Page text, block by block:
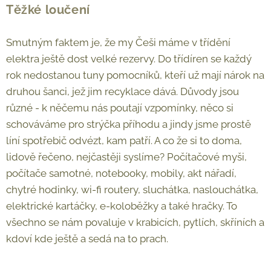
Těžké loučení
Smutným faktem je, že my Češi máme v třídění
elektra ještě dost velké rezervy. Do třídíren se každý
rok nedostanou tuny pomocníků, kteří už mají nárok na
druhou šanci, jež jim recyklace dává. Důvody jsou
různé - k něčemu nás poutají vzpomínky, něco si
schováváme pro strýčka příhodu a jindy jsme prostě
líní spotřebič odvézt, kam patří. A co že si to doma,
lidově řečeno, nejčastěji syslíme? Počítačové myši,
počítače samotné, notebooky, mobily, akt nářadí,
chytré hodinky, wi-fi routery, sluchátka, naslouchátka,
elektrické kartáčky, e-koloběžky a také hračky. To
všechno se nám povaluje v krabicích, pytlích, skříních a
kdoví kde ještě a sedá na to prach.